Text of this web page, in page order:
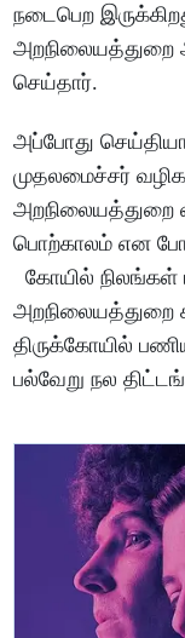
நடைபெற
அறநிலையத்துறை
செய்தார்.
அப்போது
முதலமைச்சர்
அறநிலையத்துறை
பொற்காலம் என
கோயில் நிலங்கள்
அறநிலையத்துறை
திருக்கோயில்
பல்வேறு நல